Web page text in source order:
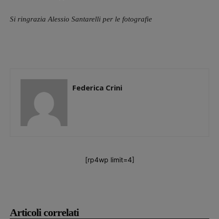
Articoli correlati
Si ringrazia Alessio Santarelli per le fotografie
Federica Crini
[rp4wp limit=4]